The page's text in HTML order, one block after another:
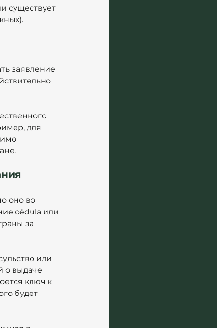
существует
заявление
для
оно во
cédula или
за
или
о выдаче
ключ к
будет